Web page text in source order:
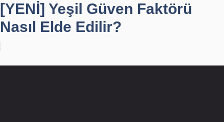
[YENİ] Yeşil Güven Faktörü
Nasıl Elde Edilir?